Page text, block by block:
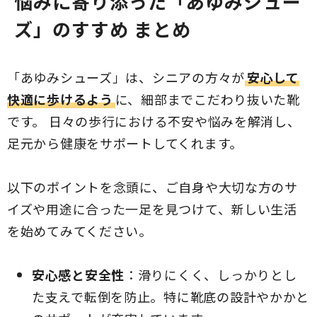
ズ」のすすめ まとめ
「あゆみシューズ」は、シニアの方々が安心して
快適に歩けるように、細部までこだわり抜いた靴
です。 日々の歩行における不安や悩みを解消し、
足元から健康をサポートしてくれます。
以下のポイントを念頭に、ご自身や大切な方のサ
イズや用途に合った一足を見つけて、新しい生活
を始めてみてください。
安心感と安全性 ：滑りにくく、しっかりとし
た支えで転倒を防止。特に靴底の設計やかかと